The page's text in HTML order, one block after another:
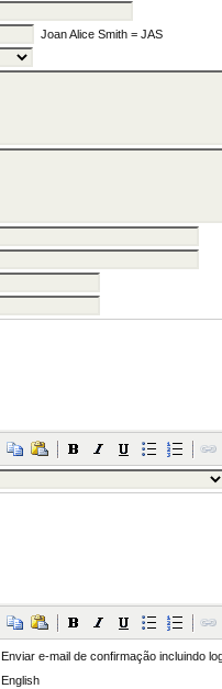
Joan Alice Smith = JAS
Enviar e-mail de confirmação incluindo
English